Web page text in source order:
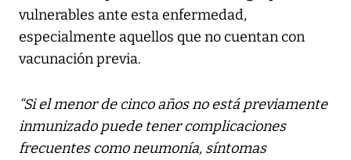
vulnerables ante esta enfermedad,
especialmente aquellos que no cuentan con
vacunación previa.
“Si el menor de cinco años no está previamente
inmunizado puede tener complicaciones
frecuentes como neumonía, síntomas